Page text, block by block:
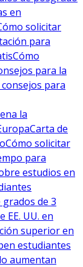
en
solicitar
para
Cómo
para la
para
la
Carta de
Cómo solicitar
para
estudios en
de 3
EE. UU. en
superior en
estudiantes
aumentan